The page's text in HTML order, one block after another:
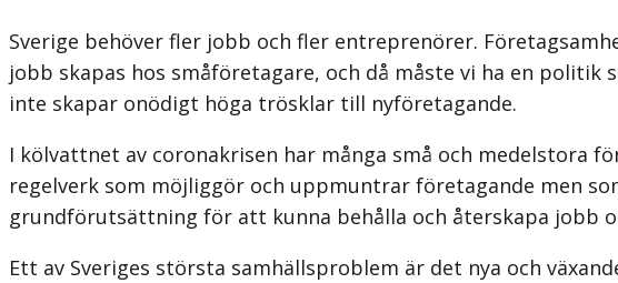
Sverige behöver fler jobb och fler entreprenörer.
jobb skapas hos småföretagare, och då måste vi ha en
inte skapar onödigt höga trösklar till nyföretagande.
I kölvattnet av coronakrisen har många små och medelstora
regelverk som möjliggör och uppmuntrar företagande men
grundförutsättning för att kunna behålla och återskapa jobb
Ett av Sveriges största samhällsproblem är det nya och